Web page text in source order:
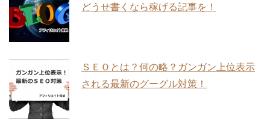
どうせ書くなら稼げる記事を！
ＳＥＯとは？何の略？ガンガン上位表示
される最新のグーグル対策！